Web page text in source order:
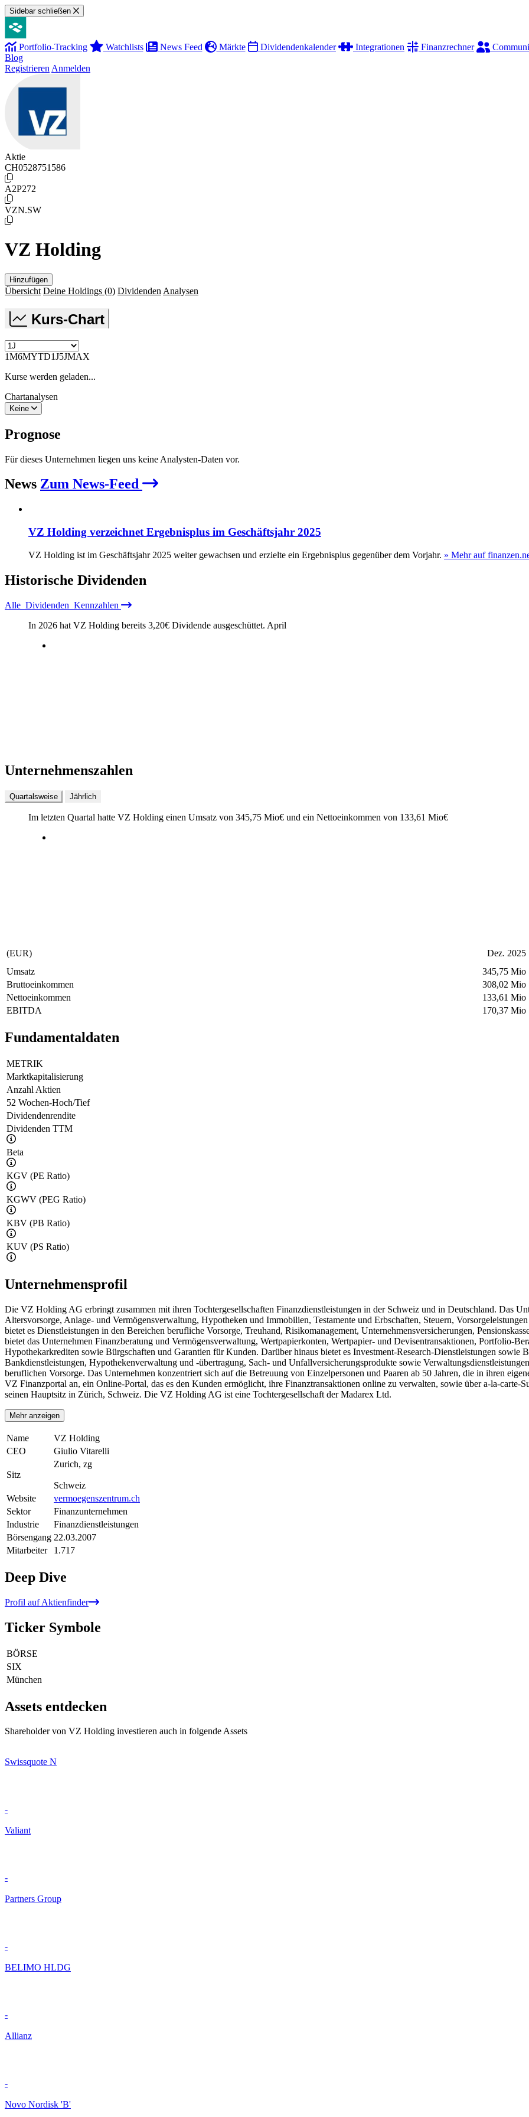
Sidebar schließen
Portfolio-Tracking Watchlists News Feed Märkte Dividendenkalender Integrationen Finanzrechner
Blog
Registrieren Anmelden
Aktie
CH0528751586
A2P272
VZN.SW
VZ Holding
Hinzufügen
Übersicht Deine Holdings (0) Dividenden Analysen
Kurs-Chart
1M6MYTD1J5JMAX
Kurse werden geladen...
Chartanalysen
Keine
Prognose
Für dieses Unternehmen liegen uns keine Analysten-Daten vor.
News Zum News-Feed
VZ Holding verzeichnet Ergebnisplus im Geschäftsjahr 2025
VZ Holding ist im Geschäftsjahr 2025 weiter gewachsen und erzielte ein Ergebnisplus gegenüber dem Vorjahr. » Mehr auf
Historische Dividenden
Alle Dividenden Kennzahlen
In 2026 hat VZ Holding bereits 3,20€ Dividende ausgeschüttet. April
Unternehmenszahlen
Quartalsweise Jährlich
Im letzten Quartal hatte VZ Holding einen Umsatz von 345,75 Mio€ und ein Nettoeinkommen von 133,61 Mio€
(EUR)
Dez. 2025
Umsatz
345,75 Mio
Bruttoeinkommen
308,02 Mio
Nettoeinkommen
133,61 Mio
EBITDA
170,37 Mio
Fundamentaldaten
METRIK
Marktkapitalisierung
Anzahl Aktien
52 Wochen-Hoch/Tief
Dividendenrendite
Dividenden TTM
Beta
KGV (PE Ratio)
KGWV (PEG Ratio)
KBV (PB Ratio)
KUV (PS Ratio)
Unternehmensprofil
Die VZ Holding AG erbringt zusammen mit ihren Tochtergesellschaften Finanzdienstleistungen in der Schweiz und in Deutschland. Das
Altersvorsorge, Anlage- und Vermögensverwaltung, Hypotheken und Immobilien, Testamente und Erbschaften, Steuern,
bietet es Dienstleistungen in den Bereichen berufliche Vorsorge, Treuhand, Risikomanagement, Unternehmensversicherungen,
bietet das Unternehmen Finanzberatung und Vermögensverwaltung, Wertpapierkonten, Wertpapier- und Devisentransaktionen, Portfolio-
Hypothekarkrediten sowie Bürgschaften und Garantien für Kunden. Darüber hinaus bietet es Investment-Research-Dienstleistungen sowie
Bankdienstleistungen, Hypothekenverwaltung und -übertragung, Sach- und Unfallversicherungsprodukte sowie
beruflichen Vorsorge. Das Unternehmen konzentriert sich auf die Betreuung von Einzelpersonen und Paaren ab 50 Jahren, die in ihren
VZ Finanzportal an, ein Online-Portal, das es den Kunden ermöglicht, ihre Finanztransaktionen online zu verwalten, sowie über a-la-carte-
seinen Hauptsitz in Zürich, Schweiz. Die VZ Holding AG ist eine Tochtergesellschaft der Madarex Ltd.
Mehr anzeigen
Name
VZ Holding
CEO
Giulio Vitarelli
Sitz
Zurich, zg
Schweiz
Website
vermoegenszentrum.ch
Sektor
Finanzunternehmen
Industrie
Finanzdienstleistungen
Börsengang 22.03.2007
Mitarbeiter
1.717
Deep Dive
Profil auf Aktienfinder
Ticker Symbole
BÖRSE
SIX
München
Assets entdecken
Shareholder von VZ Holding investieren auch in folgende Assets
Swissquote N
-
Valiant
-
Partners Group
-
BELIMO HLDG
-
Allianz
-
Novo Nordisk 'B'